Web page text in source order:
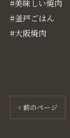
#美味しい焼肉
#釜戸ごはん
#大阪焼肉
< 前のページ